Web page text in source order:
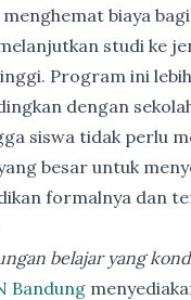
biaya
studi ke
Program ini
dengan
siswa tidak perlu
besar untuk
formalnya dan
belajar yang
Bandung